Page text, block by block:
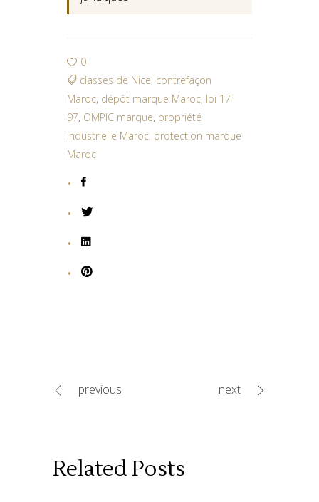
0
classes de Nice, contrefaçon
Maroc, dépôt marque Maroc, loi 17-
97, OMPIC marque, propriété
industrielle Maroc, protection marque
Maroc
previous next
Related Posts